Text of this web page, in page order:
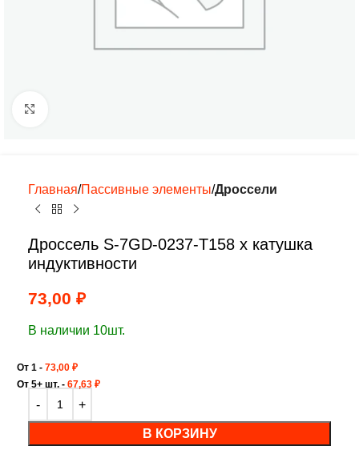
Главная Пассивные элементы Дроссели
Дроссель S-7GD-0237-T158 х катушка
индуктивности
73,00 ₽
В наличии 10шт.
От 1 - 73,00 ₽
От 5+ шт. - 67,63 ₽
В КОРЗИНУ